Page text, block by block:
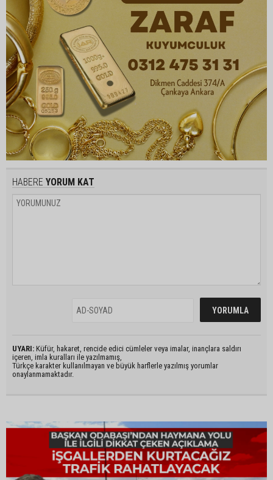
HABERE YORUM KAT
UYARI: Küfür, hakaret, rencide edici cümleler veya imalar, inançlara saldırı
içeren, imla kuralları ile yazılmamış,
Türkçe karakter kullanılmayan ve büyük harflerle yazılmış yorumlar
onaylanmamaktadır.